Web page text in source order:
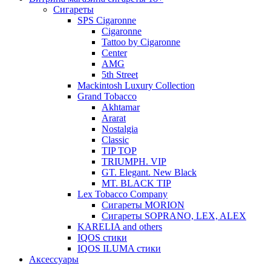
Cигареты
SPS Cigaronne
Сigaronne
Tattoo by Cigaronne
Center
AMG
5th Street
Mackintosh Luxury Collection
Grand Tobacco
Akhtamar
Ararat
Nostalgia
Classic
TIP TOP
TRIUMPH. VIP
GT. Elegant. New Black
MT. BLACK TIP
Lex Tobacco Company
Сигареты MORION
Сигареты SOPRANO, LEX, ALEX
KARELIA and others
IQOS стики
IQOS ILUMA стики
Аксессуары